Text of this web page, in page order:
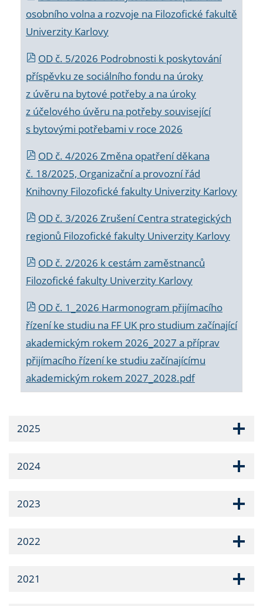
osobního volna a rozvoje na Filozofické fakultě
Univerzity Karlovy
OD č. 5/2026 Podrobnosti k poskytování
příspěvku ze sociálního fondu na úroky
z úvěru na bytové potřeby a na úroky
z účelového úvěru na potřeby související
s bytovými potřebami v roce 2026
OD č. 4/2026 Změna opatření děkana
č. 18/2025, Organizační a provozní řád
Knihovny Filozofické fakulty Univerzity Karlovy
OD č. 3/2026 Zrušení Centra strategických
regionů Filozofické fakulty Univerzity Karlovy
OD č. 2/2026 k cestám zaměstnanců
Filozofické fakulty Univerzity Karlovy
OD č. 1_2026 Harmonogram přijímacího
řízení ke studiu na FF UK pro studium začínající
akademickým rokem 2026_2027 a příprav
přijímacího řízení ke studiu začínajícímu
akademickým rokem 2027_2028.pdf
2025
2024
2023
2022
2021